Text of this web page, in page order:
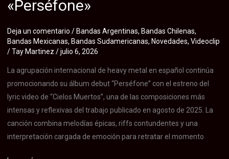
conceptual
álbum
que
cierra
su
aclamada
trilogía
musical
«Perséfone»
Deja un comentario / Bandas Argentinas, Bandas Chilenas,
Bandas Mexicanas, Bandas Sudamericanas, Novedades, Videoclip
/Tay Martinez /julio 6, 2026
La agrupación internacional de heavy metal en español continúa
promocionando su álbum debut “Perséfone” con el estreno del
lyric video de “Cielos Muertos”, una de las composiciones más
intensas y reflexivas del trabajo publicado en agosto de 2025. La
canción combina melodías épicas, riffs contundentes y una
interpretación cargada de emoción para retratar el momento